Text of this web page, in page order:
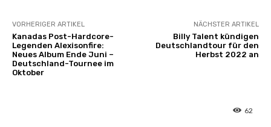
VORHERIGER ARTIKEL
Kanadas Post-Hardcore-
Legenden Alexisonfire:
Neues Album Ende Juni –
Deutschland-Tournee im
Oktober
NÄCHSTER ARTIKEL
Billy Talent kündigen
Deutschlandtour für den
Herbst 2022 an
62